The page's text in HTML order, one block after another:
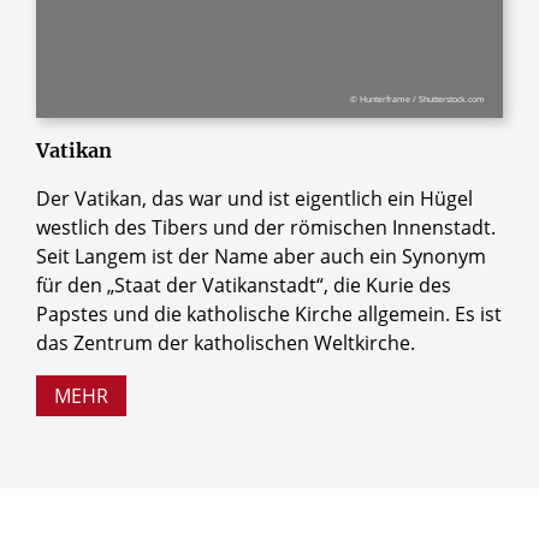
© Hunterframe / Shutterstock.com
Vatikan
Der Vatikan, das war und ist eigentlich ein Hügel
westlich des Tibers und der römischen Innenstadt.
Seit Langem ist der Name aber auch ein Synonym
für den „Staat der Vatikanstadt“, die Kurie des
Papstes und die katholische Kirche allgemein. Es ist
das Zentrum der katholischen Weltkirche.
MEHR